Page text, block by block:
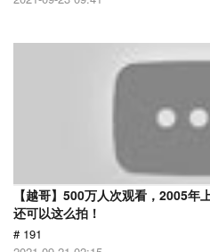
【越哥】500万人次观看，2005年
还可以这么拍！
# 191